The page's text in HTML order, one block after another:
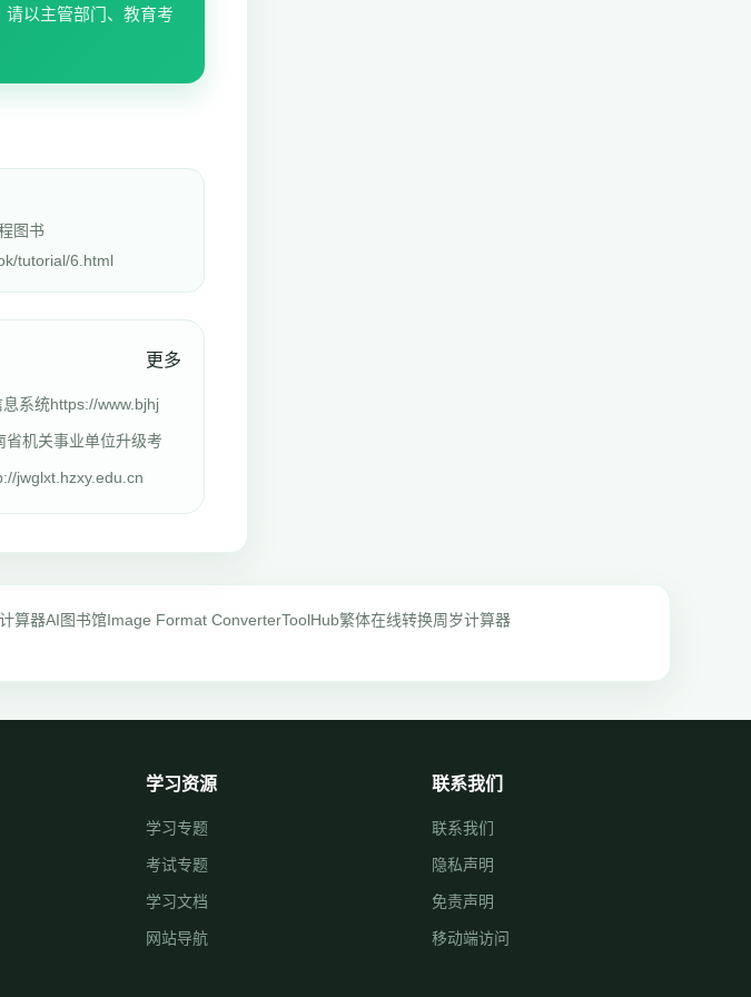
以主管部门、教育考
图书
tutorial/6.html
更多
系统https://www.bjhj
机关事业单位升级考
jwglxt.hzxy.edu.cn
算器AI图书馆Image Format ConverterToolHub繁体在线转换周岁计算器
学习资源
学习专题
考试专题
学习文档
网站导航
联系我们
联系我们
隐私声明
免责声明
移动端访问